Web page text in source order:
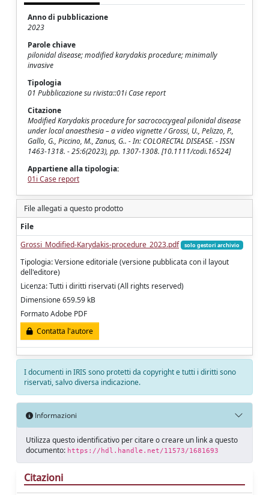
Anno di pubblicazione
2023
Parole chiave
pilonidal disease; modified karydakis procedure; minimally
invasive
Tipologia
01 Pubblicazione su rivista::01i Case report
Citazione
Modified Karydakis procedure for sacrococcygeal pilonidal disease
under local anaesthesia – a video vignette / Grossi, U., Pelizzo, P.,
Gallo, G., Piccino, M., Zanus, G.. - In: COLORECTAL DISEASE. - ISSN
1463-1318. - 25:6(2023), pp. 1307-1308. [10.1111/codi.16524]
Appartiene alla tipologia:
01i Case report
File allegati a questo prodotto
File
Grossi_Modified-Karydakis-procedure_2023.pdf
solo gestori archivio
Tipologia: Versione editoriale (versione pubblicata con il layout
dell'editore)
Licenza: Tutti i diritti riservati (All rights reserved)
Dimensione 659.59 kB
Formato Adobe PDF
Contatta l'autore
I documenti in IRIS sono protetti da copyright e tutti i diritti sono
riservati, salvo diversa indicazione.
Informazioni
Utilizza questo identificativo per citare o creare un link a questo
documento: https://hdl.handle.net/11573/1681693
Citazioni